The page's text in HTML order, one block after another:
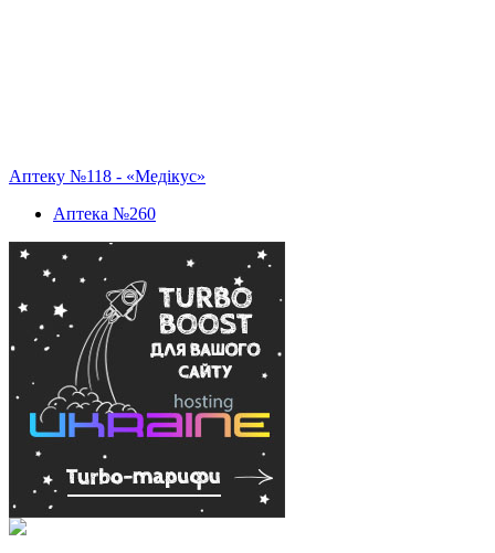
Аптеку №118 - «Медікус»
Аптека №260